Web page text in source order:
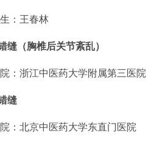
： 王春林
缝（胸椎后关节紊乱）
： 浙江中医药大学附属第三医院
缝
： 北京中医药大学东直门医院